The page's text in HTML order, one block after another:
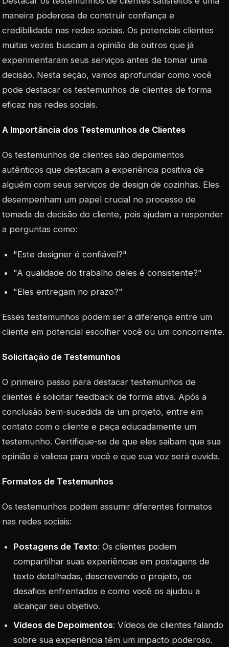
maneira poderosa de construir confiança e
credibilidade nas redes sociais. Os potenciais clientes
muitas vezes buscam a opinião de outros que já
experimentaram seus serviços antes de tomar uma
decisão. Nesta seção, vamos aprofundar como você
pode destacar os testemunhos de clientes de forma
eficaz nas redes sociais.
A Importância dos Testemunhos de Clientes
Os testemunhos de clientes são depoimentos
autênticos que destacam a experiência positiva de
alguém com seus serviços de design de cozinhas. Eles
desempenham um papel crucial no processo de
tomada de decisão do cliente, pois ajudam a responder
a perguntas como:
"Este designer é confiável?"
"A qualidade do trabalho deles é consistente?"
"Eles entregam no prazo?"
Esses testemunhos podem ser a diferença entre um
cliente em potencial escolher você ou um concorrente.
Solicitação de Testemunhos
O primeiro passo para destacar testemunhos de
clientes é solicitar feedback de forma ativa. Após a
conclusão bem-sucedida de um projeto, entre em
contato com o cliente e peça educadamente um
testemunho. Certifique-se de que eles saibam que sua
opinião é valiosa para você e que sua voz será ouvida.
Formatos de Testemunhos
Os testemunhos podem assumir diferentes formatos
nas redes sociais:
Postagens de Texto: Os clientes podem
compartilhar suas experiências em postagens de
texto detalhadas, descrevendo o projeto, os
desafios enfrentados e como você os ajudou a
alcançar seu objetivo.
Vídeos de Depoimentos: Vídeos de clientes falando
sobre sua experiência têm um impacto poderoso.